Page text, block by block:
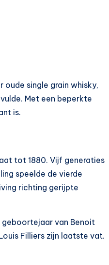
single grain whisky,
Met een beperkte
is.
tot 1880. Vijf generaties
speelde de vierde
richting gerijpte
geboortejaar van Benoit
Filliers zijn laatste vat.